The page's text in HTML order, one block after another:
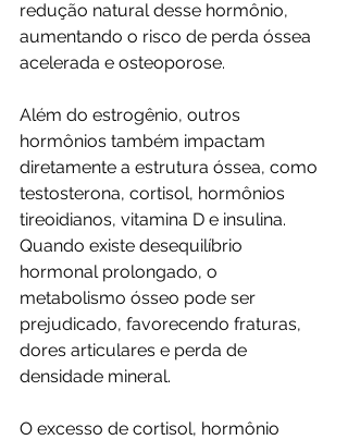
redução natural desse hormônio,
aumentando o risco de perda óssea
acelerada e osteoporose.
Além do estrogênio, outros
hormônios também impactam
diretamente a estrutura óssea, como
testosterona, cortisol, hormônios
tireoidianos, vitamina D e insulina.
Quando existe desequilíbrio
hormonal prolongado, o
metabolismo ósseo pode ser
prejudicado, favorecendo fraturas,
dores articulares e perda de
densidade mineral.
O excesso de cortisol, hormônio